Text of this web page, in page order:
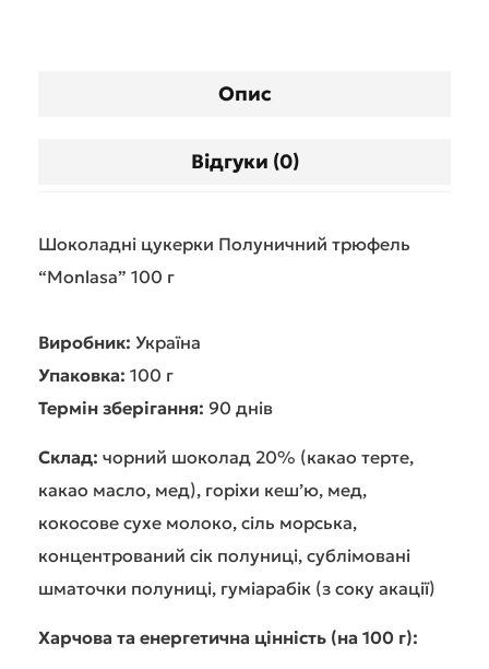
Опис
Відгуки (0)
Шоколадні цукерки Полуничний трюфель
“Monlasa” 100 г
Виробник: Україна
Упаковка: 100 г
Термін зберігання: 90 днів
Склад: чорний шоколад 20% (какао терте,
какао масло, мед), горіхи кеш’ю, мед,
кокосове сухе молоко, сіль морська,
концентрований сік полуниці, сублімовані
шматочки полуниці, гуміарабік (з соку акації)
Харчова та енергетична цінність (на 100 г):